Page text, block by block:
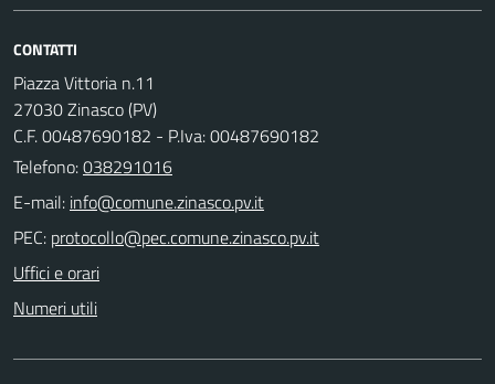
CONTATTI
Piazza Vittoria n.11
27030 Zinasco (PV)
C.F. 00487690182 - P.Iva: 00487690182
Telefono:038291016
E-mail:
PEC:
Uffici e orari
Numeri utili